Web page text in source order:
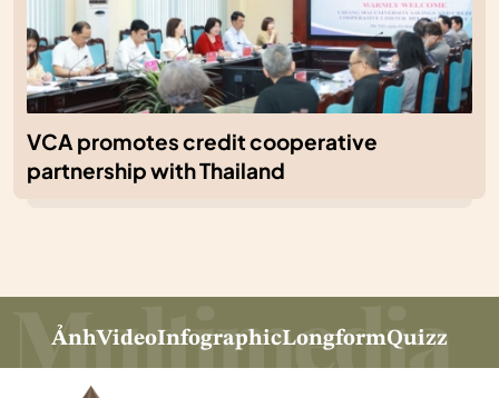
VCA promotes credit cooperative
partnership with Thailand
ẢnhVideoInfographicLongformQuizz